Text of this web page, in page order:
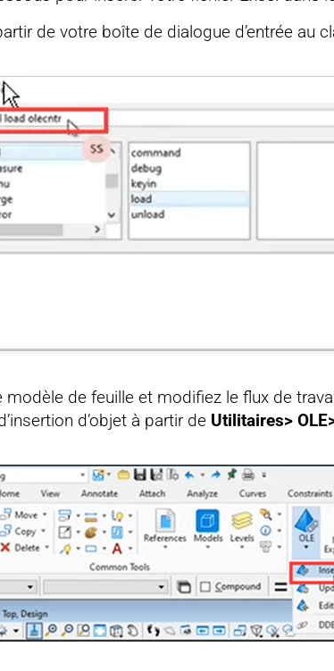
de votre boîte de dialogue d’entrée au
de feuille et modifiez le flux de
d’objet à partir de Utilitaires>